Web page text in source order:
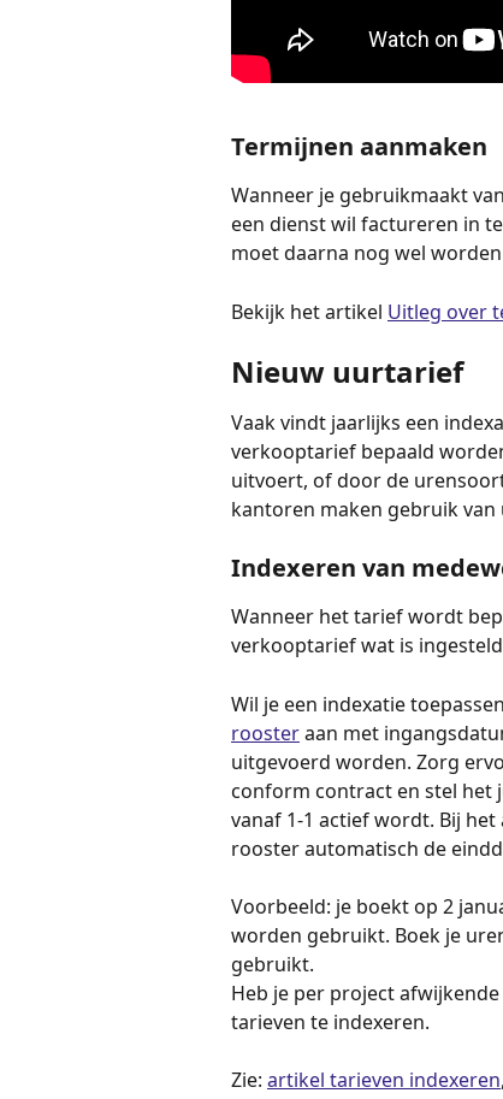
Termijnen aanmaken
Wanneer je gebruikmaakt
een dienst wil factureren in
moet daarna nog wel
Bekijk het artikel Uitleg over
Nieuw uurtarief
Vaak vindt jaarlijks een
verkooptarief bepaald
uitvoert, of door de
kantoren maken gebruik
Indexeren van
Wanneer het tarief wordt
verkooptarief wat is
Wil je een indexatie
rooster aan met
uitgevoerd worden. Zorg
conform contract en stel het
vanaf 1-1 actief wordt. Bij
rooster automatisch de
Voorbeeld: je boekt op 2
worden gebruikt. Boek je
gebruikt.
Heb je per project
tarieven te indexeren.
Zie: artikel tarieven indexeren